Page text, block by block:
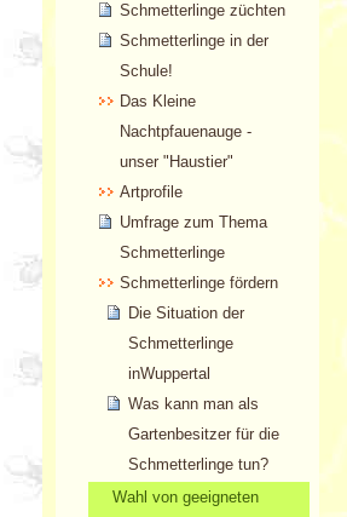
Schmetterlinge züchten
Schmetterlinge in der
Schule!
Das Kleine
Nachtpfauenauge -
unser "Haustier"
Artprofile
Umfrage zum Thema
Schmetterlinge
Schmetterlinge fördern
Die Situation der
Schmetterlinge
inWuppertal
Was kann man als
Gartenbesitzer für die
Schmetterlinge tun?
Wahl von geeigneten